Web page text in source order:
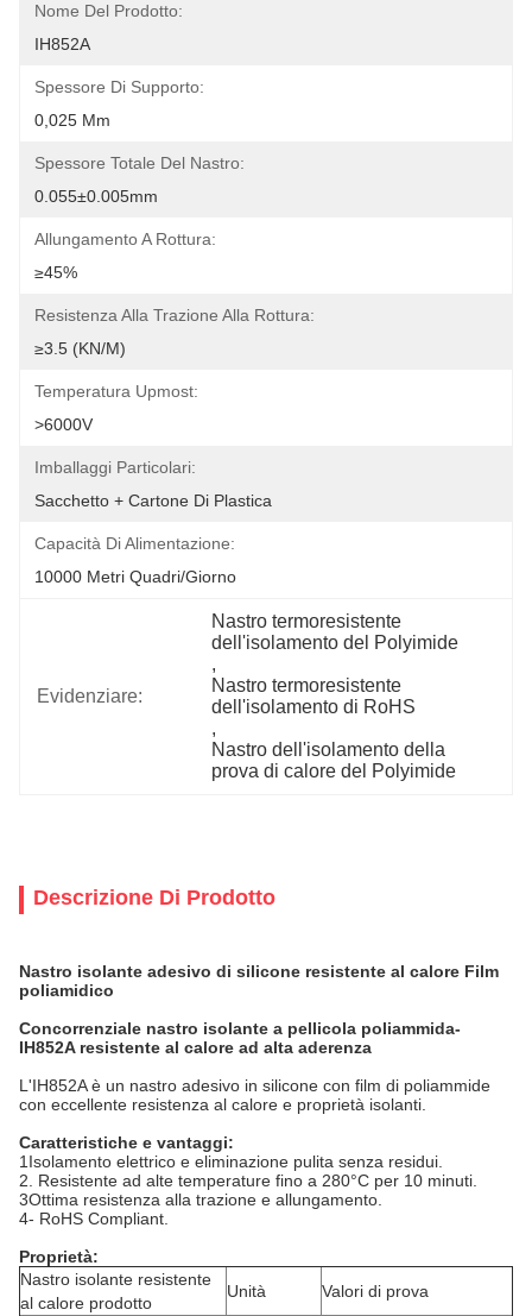
Nome Del Prodotto:
IH852A
Spessore Di Supporto:
0,025 Mm
Spessore Totale Del Nastro:
0.055±0.005mm
Allungamento A Rottura:
≥45%
Resistenza Alla Trazione Alla Rottura:
≥3.5 (KN/M)
Temperatura Upmost:
>6000V
Imballaggi Particolari:
Sacchetto + Cartone Di Plastica
Capacità Di Alimentazione:
10000 Metri Quadri/giorno
Evidenziare:
Nastro termoresistente
dell'isolamento del Polyimide
,
Nastro termoresistente
dell'isolamento di RoHS
,
Nastro dell'isolamento della
prova di calore del Polyimide
Descrizione Di Prodotto
Nastro isolante adesivo di silicone resistente al calore Film
poliamidico
Concorrenziale nastro isolante a pellicola poliammida-
IH852A resistente al calore ad alta aderenza
L'IH852A è un nastro adesivo in silicone con film di poliammide
con eccellente resistenza al calore e proprietà isolanti.
Caratteristiche e vantaggi:
1Isolamento elettrico e eliminazione pulita senza residui.
2. Resistente ad alte temperature fino a 280°C per 10 minuti.
3Ottima resistenza alla trazione e allungamento.
4- RoHS Compliant.
Proprietà:
Nastro isolante resistente
al calore prodotto
Unità Valori di prova